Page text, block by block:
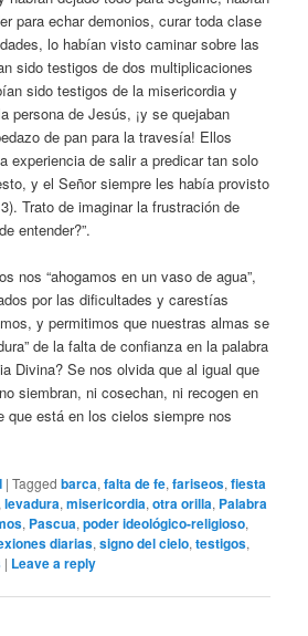
para echar demonios, curar toda clase
lo habían visto caminar sobre las
sido testigos de dos multiplicaciones
sido testigos de la misericordia y
persona de Jesús, ¡y se quejaban
de pan para la travesía! Ellos
experiencia de salir a predicar tan solo
y el Señor siempre les había provisto
Trato de imaginar la frustración de
entender?”.
nos “ahogamos en un vaso de agua”,
por las dificultades y carestías
y permitimos que nuestras almas se
de la falta de confianza en la palabra
Divina? Se nos olvida que al igual que
siembran, ni cosechan, ni recogen en
que está en los cielos siempre nos
|Tagged barca,falta de fe,fariseos,fiesta
,levadura,misericordia,otra orilla, Palabra
, Pascua,poder ideológico-religioso,
diarias,signo del cielo,testigos,
| Leave a reply